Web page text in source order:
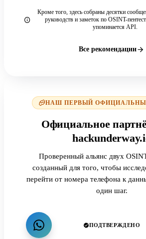
Кроме того, здесь собраны десятки
руководств и заметок по OSINT-
упоминается API.
Все рекомендации
НАШ ПЕРВЫЙ
Официальное
Проверенный альянс двух
созданный для того, чтобы
перейти от номера телефона к
один шаг.
ПОДТВЕРЖДЕНО